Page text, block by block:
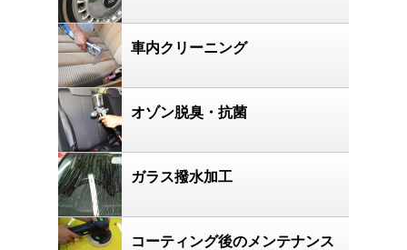
車内クリーニング
オゾン脱臭・抗菌
ガラス撥水加工
コーティング後のメンテナンス